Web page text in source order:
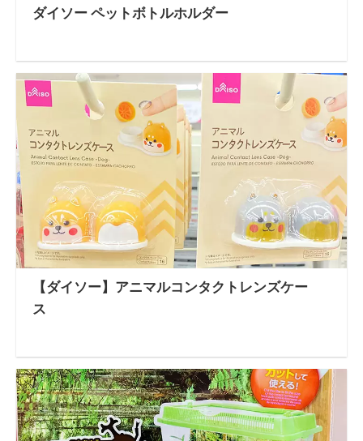
ダイソー ペットボトルホルダー
【ダイソー】アニマルコンタクトレンズケー
ス